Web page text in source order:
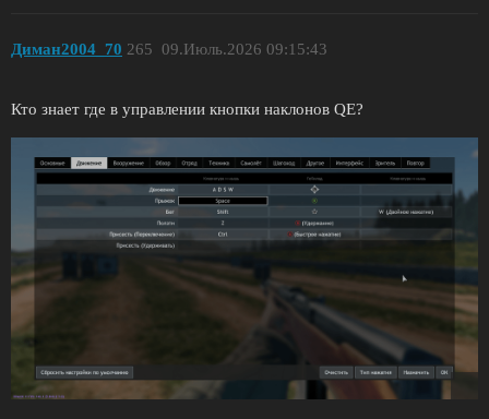
Диман2004_70 09.Июль.2026 09:15:43
265
Кто знает где в управлении кнопки наклонов QE?